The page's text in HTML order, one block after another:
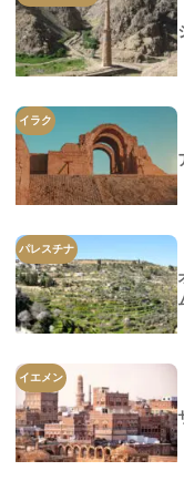
イラク
パレスチナ
イエメン